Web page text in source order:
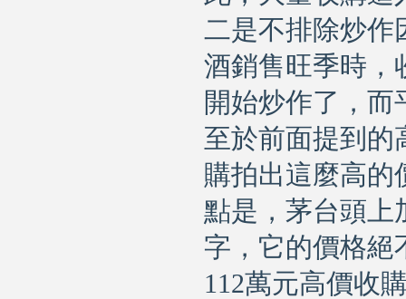
二是不排除炒作
酒銷售旺季時，
開始炒作了，
至於前面提到的
購拍出這麼高的
點是，茅台頭上
字，它的價格絕
112萬元高價收